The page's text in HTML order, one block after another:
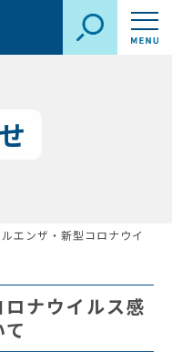
エンザ・新型コロナウイ
ナウイルス感